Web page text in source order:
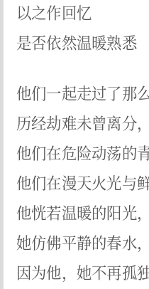
以之作回忆
是否依然温暖熟悉
他们一起走过了那
历经劫难未曾离分
他们在危险动荡的
他们在漫天火光与
他恍若温暖的阳光
她仿佛平静的春水
因为他，她不再孤